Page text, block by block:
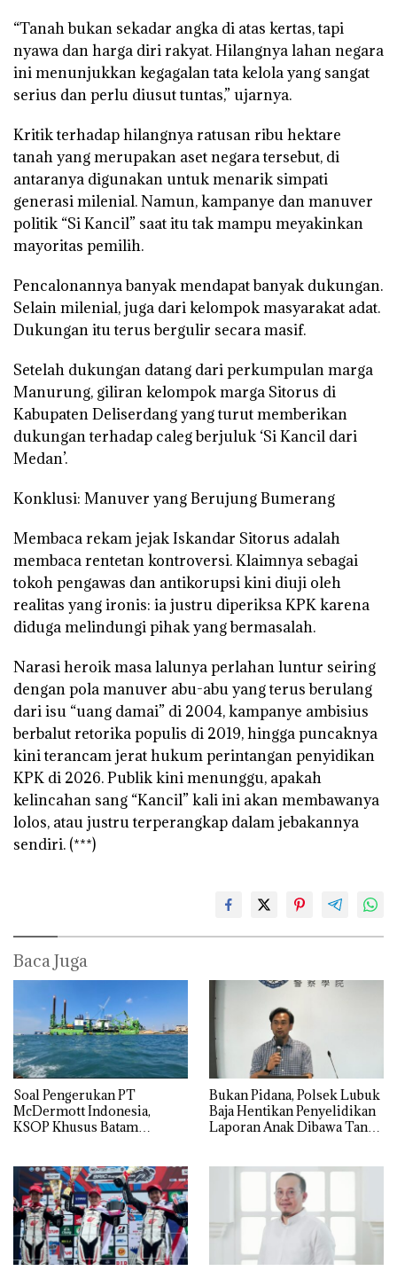
“Tanah bukan sekadar angka di atas kertas, tapi
nyawa dan harga diri rakyat. Hilangnya lahan negara
ini menunjukkan kegagalan tata kelola yang sangat
serius dan perlu diusut tuntas,” ujarnya.
Kritik terhadap hilangnya ratusan ribu hektare
tanah yang merupakan aset negara tersebut, di
antaranya digunakan untuk menarik simpati
generasi milenial. Namun, kampanye dan manuver
politik “Si Kancil” saat itu tak mampu meyakinkan
mayoritas pemilih.
Pencalonannya banyak mendapat banyak dukungan.
Selain milenial, juga dari kelompok masyarakat adat.
Dukungan itu terus bergulir secara masif.
Setelah dukungan datang dari perkumpulan marga
Manurung, giliran kelompok marga Sitorus di
Kabupaten Deliserdang yang turut memberikan
dukungan terhadap caleg berjuluk ‘Si Kancil dari
Medan’.
Konklusi: Manuver yang Berujung Bumerang
Membaca rekam jejak Iskandar Sitorus adalah
membaca rentetan kontroversi. Klaimnya sebagai
tokoh pengawas dan antikorupsi kini diuji oleh
realitas yang ironis: ia justru diperiksa KPK karena
diduga melindungi pihak yang bermasalah.
Narasi heroik masa lalunya perlahan luntur seiring
dengan pola manuver abu-abu yang terus berulang
dari isu “uang damai” di 2004, kampanye ambisius
berbalut retorika populis di 2019, hingga puncaknya
kini terancam jerat hukum perintangan penyidikan
KPK di 2026. Publik kini menunggu, apakah
kelincahan sang “Kancil” kali ini akan membawanya
lolos, atau justru terperangkap dalam jebakannya
sendiri. (***)
Baca Juga
‎Soal Pengerukan PT
McDermott Indonesia,
KSOP Khusus Batam
Bukan Pidana, Polsek Lubuk
Baja Hentikan Penyelidikan
Laporan Anak Dibawa Tanpa